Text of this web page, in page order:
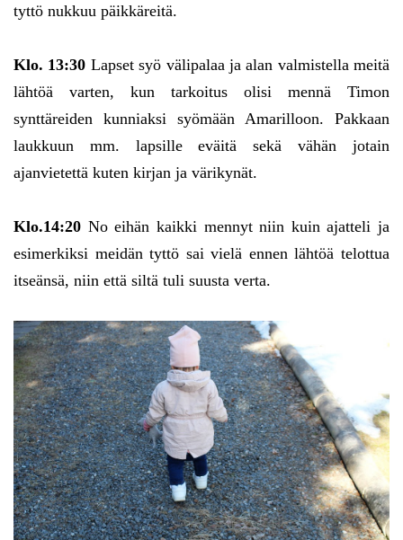
tyttö nukkuu päikkäreitä.
Klo. 13:30 Lapset syö välipalaa ja alan valmistella meitä
lähtöä varten, kun tarkoitus olisi mennä Timon
synttäreiden kunniaksi syömään Amarilloon. Pakkaan
laukkuun mm. lapsille eväitä sekä vähän jotain
ajanvietettä kuten kirjan ja värikynät.
Klo.14:20 No eihän kaikki mennyt niin kuin ajatteli ja
esimerkiksi meidän tyttö sai vielä ennen lähtöä telottua
itseänsä, niin että siltä tuli suusta verta.